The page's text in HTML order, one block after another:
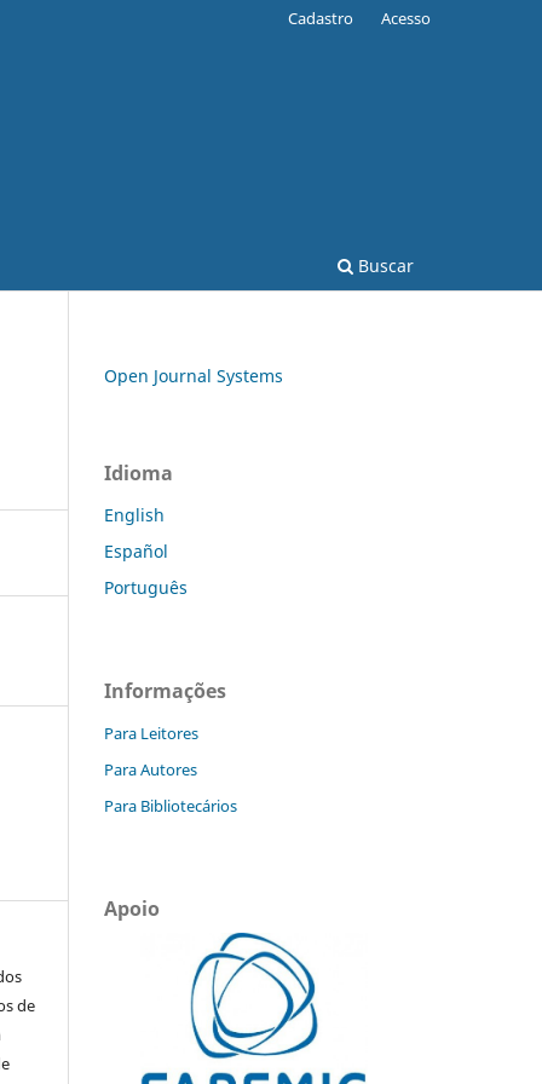
Buscar
Cadastro Acesso
de
Open Journal Systems
Idioma
English
Español
Português
Informações
Para Leitores
Para Autores
Para Bibliotecários
Apoio